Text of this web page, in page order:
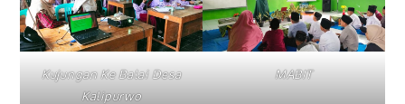
Kujungan Ke Balai Desa
Kalipurwo
MABIT